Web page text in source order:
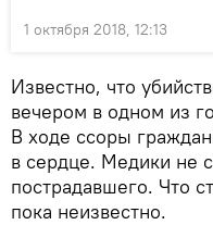
1 октября 2018, 12:13
Известно, что
вечером в одном из
В ходе ссоры
в сердце. Медики не
пострадавшего. Что
пока неизвестно.